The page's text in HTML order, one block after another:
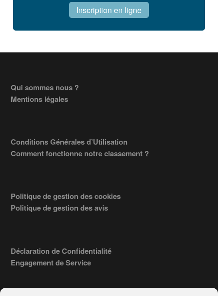
Inscription en ligne
Footer
Qui sommes nous ?
Mentions légales
Conditions Générales d’Utilisation
Comment fonctionne notre classement ?
Politique de gestion des cookies
Politique de gestion des avis
Déclaration de Confidentialité
Engagement de Service